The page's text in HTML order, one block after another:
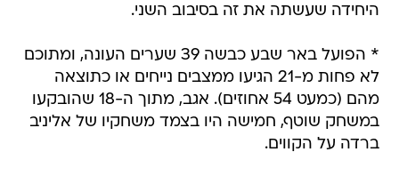
היחידה שעשתה את זה בסיבוב השני.
* הפועל באר שבע כבשה 39 שערים העונה, ומתוכם
לא פחות מ-21 הגיעו ממצבים נייחים או כתוצאה
מהם (כמעט 54 אחוזים). אגב, מתוך ה-18 שהובקעו
במשחק שוטף, חמישה היו בצמד משחקיו של אליניב
ברדה על הקווים.